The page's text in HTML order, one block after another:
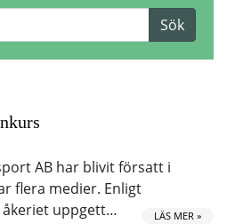
AB har blivit försatt i
flera medier. Enligt
åkeriet uppgett…
LÄS MER »